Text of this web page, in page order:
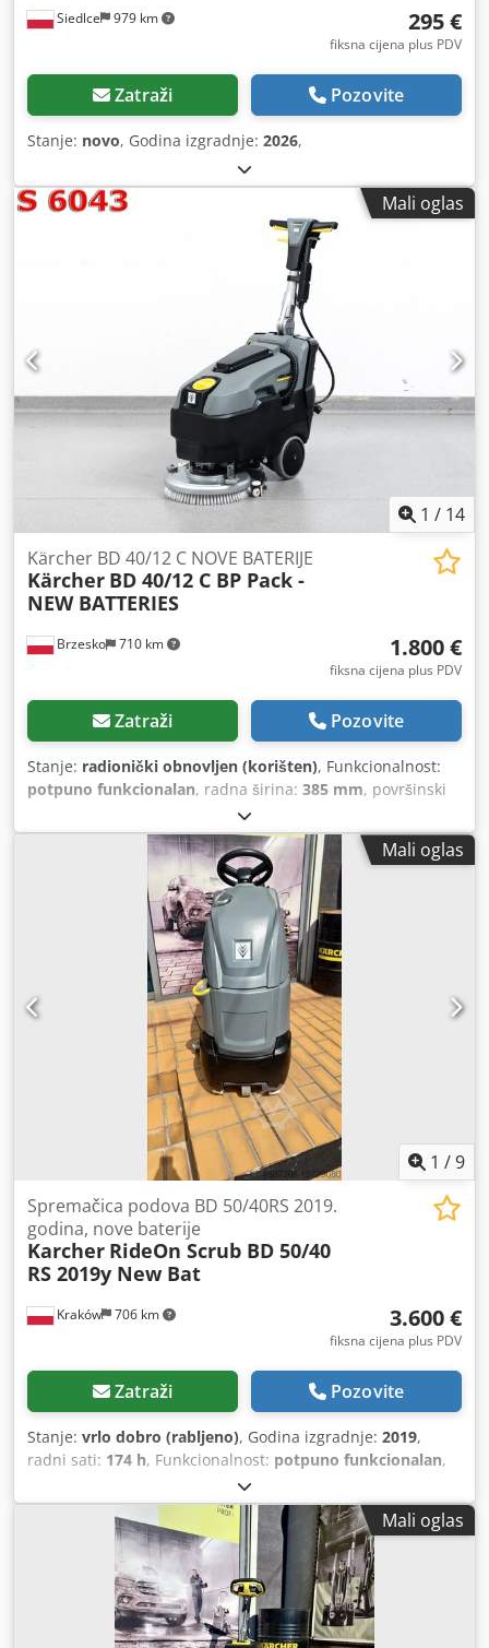
Siedlce 979 km 295 €
fiksna cijena plus PDV
Zatraži Pozovite
Stanje: novo, Godina izgradnje: 2026,
Mali oglas
1 / 14
Brzesko 710 km
Kärcher BD 40/12 C NOVE BATERIJE
Kärcher BD 40/12 C BP Pack -
NEW BATTERIES
1.800 €
fiksna cijena plus PDV
Zatraži Pozovite
Stanje: radionički obnovljen (korišten), Funkcionalnost:
potpuno funkcionalan, radna širina: 385 mm, površinski
, ukupna masa:
mjeseci, kapacitet spremnika za vodu:12 l,
Mali oglas
1 /9
Kraków 706 km
Spremačica podova BD 50/40RS 2019.
godina, nove baterije
Karcher RideOn Scrub BD 50/40
RS 2019y New Bat
3.600 €
fiksna cijena plus PDV
Zatraži Pozovite
Stanje: vrlo dobro (rabljeno), Godina izgradnje: 2019,
radni sati: 174 h, Funkcionalnost: potpuno funkcionalan,
, površinski učinak:
jamstveni rok:12 mjeseci, kapacitet rezervoara:40 l,
ukupna visina:1.316 mm , ukupna širina:691 mm, ukupna
1.118 mm, kapacitet spremnika za vodu:
razina buke:60 dB
Mali oglas